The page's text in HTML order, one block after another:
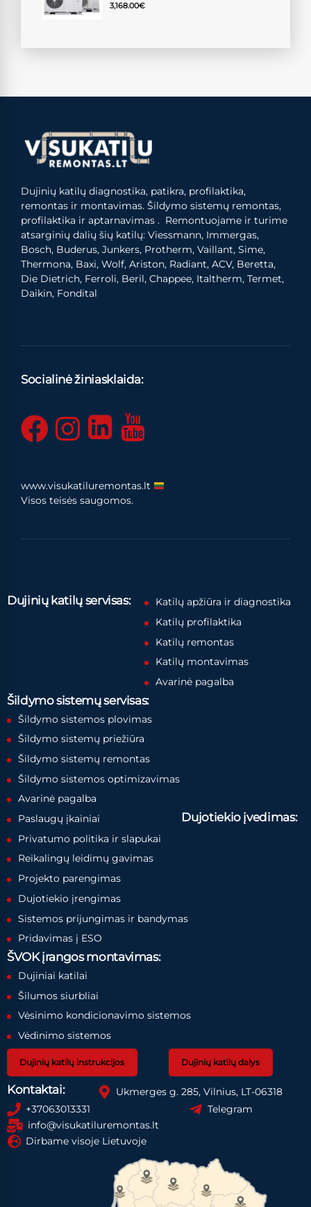
3,168.00€
Dujinių katilų diagnostika, patikra, profilaktika,
remontas ir montavimas. Šildymo sistemų remontas,
profilaktika ir aptarnavimas . Remontuojame ir turime
atsarginių dalių šių katilų: Viessmann, Immergas,
Bosch, Buderus, Junkers, Protherm, Vaillant, Sime,
Thermona, Baxi, Wolf, Ariston, Radiant, ACV, Beretta,
Die Dietrich, Ferroli, Beril, Chappee, Italtherm, Termet,
Daikin, Fondital
Socialinė žiniasklaida:
www.visukatiluremontas.lt
Visos teisės saugomos.
Dujinių katilų servisas:
Katilų apžiūra ir diagnostika
Katilų profilaktika
Katilų remontas
Katilų montavimas
Avarinė pagalba
Šildymo sistemų servisas:
Šildymo sistemos plovimas
Šildymo sistemų priežiūra
Šildymo sistemų remontas
Šildymo sistemos optimizavimas
Avarinė pagalba
Paslaugų įkainiai
Privatumo politika ir slapukai
Dujotiekio įvedimas:
Reikalingų leidimų gavimas
Projekto parengimas
Dujotiekio įrengimas
Sistemos prijungimas ir bandymas
Pridavimas į ESO
ŠVOK įrangos montavimas:
Dujiniai katilai
Šilumos siurbliai
Vėsinimo kondicionavimo sistemos
Vėdinimo sistemos
Dujinių katilų instrukcijos Dujinių katilų dalys
Kontaktai:
Ukmerges g. 285, Vilnius, LT-06318
+37063013331
Telegram
info@visukatiluremontas.lt
Dirbame visoje Lietuvoje